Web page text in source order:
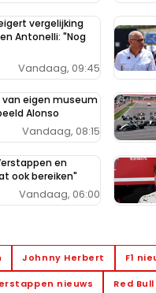
vergelijking
Antonelli: "Nog
Vandaag, 09:45
eigen museum
Alonso
Vandaag, 08:15
en
ook bereiken"
Vandaag, 06:00
Johnny Herbert F1
nieuws Red